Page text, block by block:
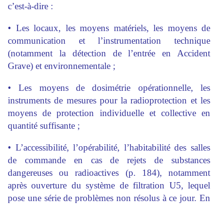
c’est-à-dire :
• Les locaux, les moyens matériels, les moyens de
communication et l’instrumentation technique
(notamment la détection de l’entrée en Accident
Grave) et environnementale ;
• Les moyens de dosimétrie opérationnelle, les
instruments de mesures pour la radioprotection et les
moyens de protection individuelle et collective en
quantité suffisante ;
• L’accessibilité, l’opérabilité, l’habitabilité des salles
de commande en cas de rejets de substances
dangereuses ou radioactives (p. 184), notamment
après ouverture du système de filtration U5, lequel
pose une série de problèmes non résolus à ce jour. En